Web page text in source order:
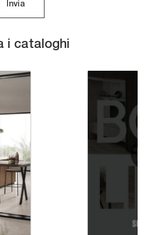
i cataloghi
Invia